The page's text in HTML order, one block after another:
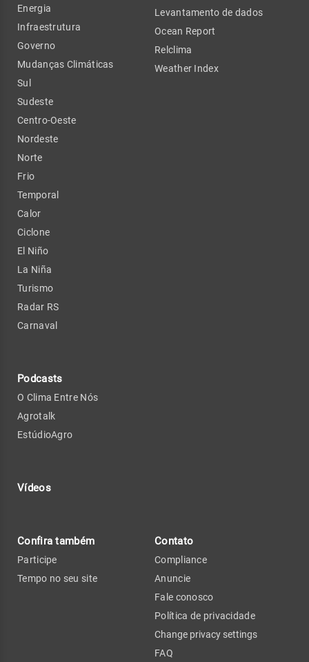
Energia
Infraestrutura
Governo
Mudanças Climáticas
Sul
Sudeste
Centro-Oeste
Nordeste
Norte
Frio
Temporal
Calor
Ciclone
El Niño
La Niña
Turismo
Radar RS
Carnaval
Podcasts
O Clima Entre Nós
Agrotalk
EstúdioAgro
Vídeos
Levantamento de dados
Ocean Report
Relclima
Weather Index
Confira também
Participe
Tempo no seu site
Contato
Compliance
Anuncie
Fale conosco
Política de privacidade
Change privacy settings
FAQ